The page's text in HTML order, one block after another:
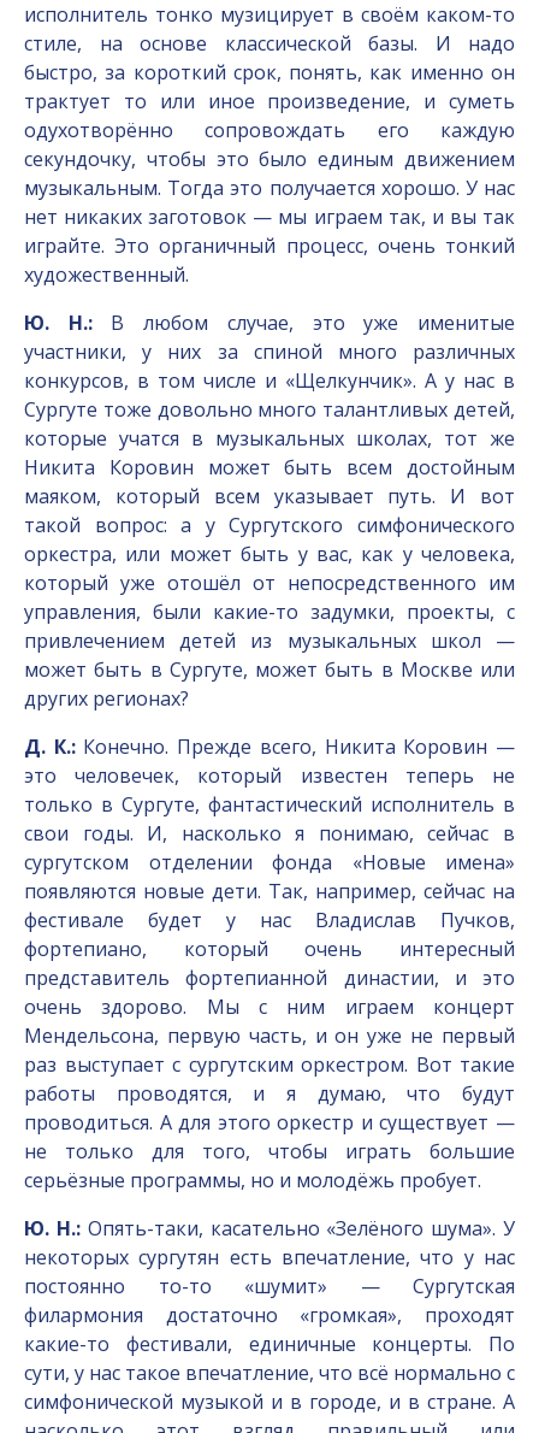
исполнитель тонко музицирует в своём каком-то
стиле, на основе классической базы. И надо
быстро, за короткий срок, понять, как именно он
трактует то или иное произведение, и суметь
одухотворённо сопровождать его каждую
секундочку, чтобы это было единым движением
музыкальным. Тогда это получается хорошо. У нас
нет никаких заготовок — мы играем так, и вы так
играйте. Это органичный процесс, очень тонкий
художественный.
Ю. Н.:В любом случае, это уже именитые
участники, у них за спиной много различных
конкурсов, в том числе и «Щелкунчик». А у нас в
Сургуте тоже довольно много талантливых детей,
которые учатся в музыкальных школах, тот же
Никита Коровин может быть всем достойным
маяком, который всем указывает путь. И вот
такой вопрос: а у Сургутского симфонического
оркестра, или может быть у вас, как у человека,
который уже отошёл от непосредственного им
управления, были какие-то задумки, проекты, с
привлечением детей из музыкальных школ —
может быть в Сургуте, может быть в Москве или
других регионах?
Д. К.: Конечно. Прежде всего, Никита Коровин —
это человечек, который известен теперь не
только в Сургуте, фантастический исполнитель в
свои годы. И, насколько я понимаю, сейчас в
сургутском отделении фонда «Новые имена»
появляются новые дети. Так, например, сейчас на
фестивале будет у нас Владислав Пучков,
фортепиано, который очень интересный
представитель фортепианной династии, и это
очень здорово. Мы с ним играем концерт
Мендельсона, первую часть, и он уже не первый
раз выступает с сургутским оркестром. Вот такие
работы проводятся, и я думаю, что будут
проводиться. А для этого оркестр и существует —
не только для того, чтобы играть большие
серьёзные программы, но и молодёжь пробует.
Ю. Н.:Опять-таки, касательно «Зелёного шума». У
некоторых сургутян есть впечатление, что у нас
постоянно то-то «шумит» — Сургутская
филармония достаточно «громкая», проходят
какие-то фестивали, единичные концерты. По
сути, у нас такое впечатление, что всё нормально с
симфонической музыкой и в городе, и в стране. А